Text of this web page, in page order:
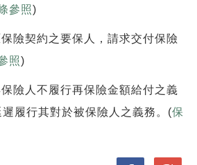
參照)
險契約之要保人，請求交付保險
照)
險人不履行再保險金額給付之義
履行其對於被保險人之義務。(保